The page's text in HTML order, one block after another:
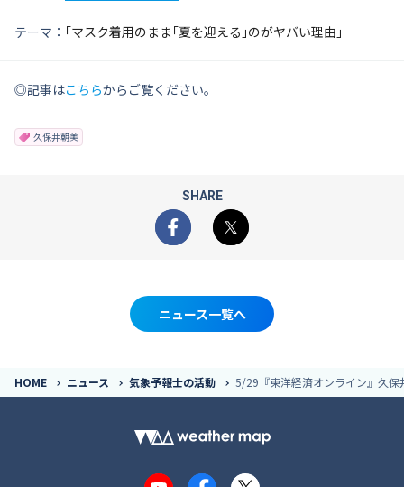
テーマ： ｢マスク着用のまま｢夏を迎える｣のがヤバい理由」
◎記事はこちらからご覧ください。
久保井朝美
SHARE
Facebook
X
ニュース一覧へ
HOME ニュース 気象予報士の活動 5/29『東洋経済オンライン』久